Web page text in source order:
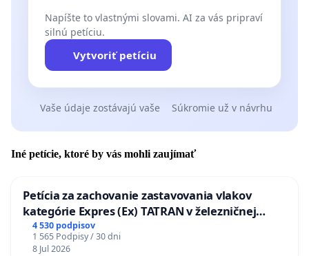
Napíšte to vlastnými slovami. AI za vás pripraví
silnú petíciu.
Vytvoriť petíciu
Vaše údaje zostávajú vaše Súkromie už v návrhu
Iné petície, ktoré by vás mohli zaujímať
Petícia za zachovanie zastavovania vlakov
kategórie Expres (Ex) TATRAN v železničnej
stanici Púchov
4 530 podpisov
1 565 Podpisy / 30 dni
8 Jul 2026